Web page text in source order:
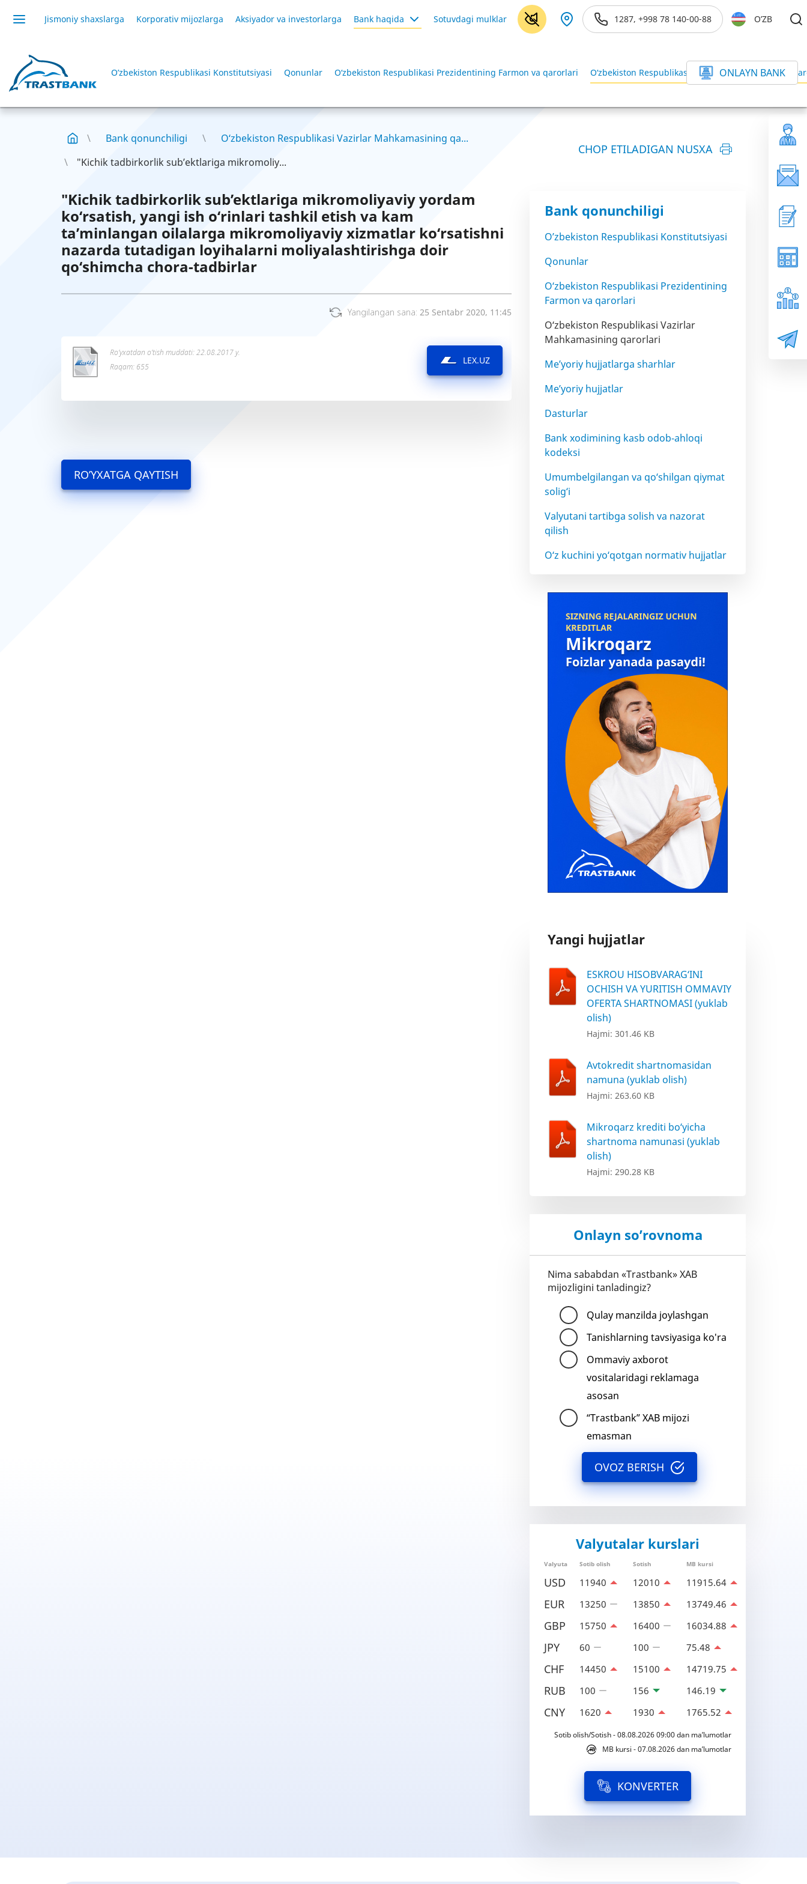
Jismoniy shaxslarga Korporativ mijozlarga Aksiyador va investorlarga Bank haqida Sotuvdagi mulklar 1287, +998 78 140-00-88 O’ZB
O’zbekiston Respublikasi Konstitutsiyasi Qonunlar O‘zbekiston Respublikasi Prezidentining Farmon va qarorlari O‘zbekiston Respublikasi Vazirlar Mahkamasining
ONLAYN BANK
Bank qonunchiligi
O‘zbekiston Respublikasi Vazirlar Mahkamasining qa...
"Kichik tadbirkorlik sub’ektlariga mikromoliy...
CHOP ETILADIGAN NUSXA
"Kichik tadbirkorlik sub’ektlariga mikromoliyaviy yordam
ko‘rsatish, yangi ish o‘rinlari tashkil etish va kam
ta’minlangan oilalarga mikromoliyaviy xizmatlar ko‘rsatishni
nazarda tutadigan loyihalarni moliyalashtirishga doir
qo‘shimcha chora-tadbirlar
Yangilangan sana: 25 Sentabr 2020, 11:45
Ro’yxatdan o’tish muddati: 22.08.2017 y.
Raqam: 655
LEX.UZ
RO’YXATGA QAYTISH
Bank qonunchiligi
O’zbekiston Respublikasi Konstitutsiyasi
Qonunlar
O‘zbekiston Respublikasi Prezidentining
Farmon va qarorlari
O‘zbekiston Respublikasi Vazirlar
Mahkamasining qarorlari
Me’yoriy hujjatlarga sharhlar
Me’yoriy hujjatlar
Dasturlar
Bank xodimining kasb odob-ahloqi
kodeksi
Umumbelgilangan va qo‘shilgan qiymat
solig‘i
Valyutani tartibga solish va nazorat
qilish
O‘z kuchini yo‘qotgan normativ hujjatlar
Yangi hujjatlar
ESKROU HISOBVARAG‘INI
OCHISH VA YURITISH OMMAVIY
OFERTA SHARTNOMASI (yuklab
olish)
Hajmi: 301.46 KB
Avtokredit shartnomasidan
namuna (yuklab olish)
Hajmi: 263.60 KB
Mikroqarz krediti bo‘yicha
shartnoma namunasi (yuklab
olish)
Hajmi: 290.28 KB
Onlayn so’rovnoma
Nima sababdan «Trastbank» XAB
mijozligini tanladingiz?
Qulay manzilda joylashgan
Tanishlarning tavsiyasiga ko'ra
Ommaviy axborot
vositalaridagi reklamaga
asosan
“Trastbank” XAB mijozi
emasman
OVOZ BERISH
Valyutalar kurslari
Valyuta Sotib olish Sotish MB kursi
USD 11940 12010 11915.64
EUR 13250 13850 13749.46
GBP 15750 16400 16034.88
JPY 60 100 75.48
CHF 14450 15100 14719.75
RUB 100 156 146.19
CNY 1620 1930 1765.52
Sotib olish/Sotish - 08.08.2026 09:00 dan ma’lumotlar
MB kursi - 07.08.2026 dan ma’lumotlar
KONVERTER